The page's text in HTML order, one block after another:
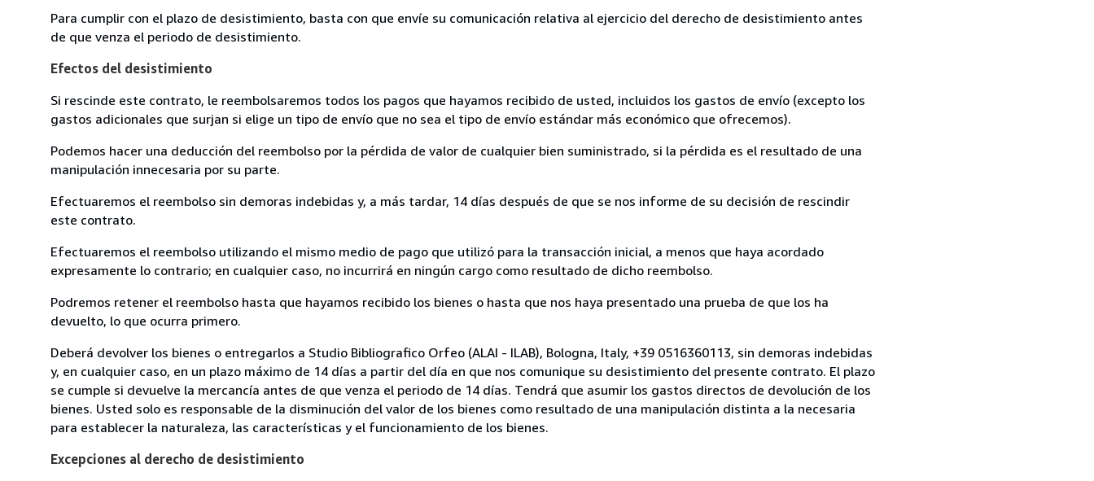
Para cumplir con el plazo de desistimiento, basta con que envíe su comunicación relativa al ejercicio del derecho de desistimiento antes
de que venza el periodo de desistimiento.
Efectos del desistimiento
Si rescinde este contrato, le reembolsaremos todos los pagos que hayamos recibido de usted, incluidos los gastos de envío (excepto los
gastos adicionales que surjan si elige un tipo de envío que no sea el tipo de envío estándar más económico que ofrecemos).
Podemos hacer una deducción del reembolso por la pérdida de valor de cualquier bien suministrado, si la pérdida es el resultado de una
manipulación innecesaria por su parte.
Efectuaremos el reembolso sin demoras indebidas y, a más tardar, 14 días después de que se nos informe de su decisión de rescindir
este contrato.
Efectuaremos el reembolso utilizando el mismo medio de pago que utilizó para la transacción inicial, a menos que haya acordado
expresamente lo contrario; en cualquier caso, no incurrirá en ningún cargo como resultado de dicho reembolso.
Podremos retener el reembolso hasta que hayamos recibido los bienes o hasta que nos haya presentado una prueba de que los ha
devuelto, lo que ocurra primero.
Deberá devolver los bienes o entregarlos a Studio Bibliografico Orfeo (ALAI - ILAB), Bologna, Italy, +39 0516360113, sin demoras indebidas
y, en cualquier caso, en un plazo máximo de 14 días a partir del día en que nos comunique su desistimiento del presente contrato. El plazo
se cumple si devuelve la mercancía antes de que venza el periodo de 14 días. Tendrá que asumir los gastos directos de devolución de los
bienes. Usted solo es responsable de la disminución del valor de los bienes como resultado de una manipulación distinta a la necesaria
para establecer la naturaleza, las características y el funcionamiento de los bienes.
Excepciones al derecho de desistimiento